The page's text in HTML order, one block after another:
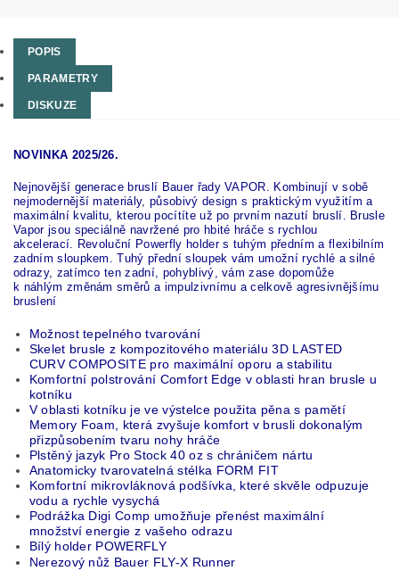
POPIS
PARAMETRY
DISKUZE
NOVINKA 2025/26.
Nejnovější generace bruslí Bauer řady VAPOR. Kombinují v sobě
nejmodernější materiály, působivý design s praktickým využitím a
maximální kvalitu, kterou pocítíte už po prvním nazutí bruslí. Brusle
Vapor jsou speciálně navržené pro hbité hráče s rychlou
akcelerací. Revoluční Powerfly holder s tuhým předním a flexibilním
zadním sloupkem. Tuhý přední sloupek vám umožní rychlé a silné
odrazy, zatímco ten zadní, pohyblivý, vám zase dopomůže
k náhlým změnám směrů a impulzivnímu a celkově agresivnějšímu
bruslení
Možnost tepelného tvarování
Skelet brusle z kompozitového materiálu 3D LASTED
CURV COMPOSITE pro maximální oporu a stabilitu
Komfortní polstrování Comfort Edge v oblasti hran brusle u
kotníku
V oblasti kotníku je ve výstelce použita pěna s pamětí
Memory Foam, která zvyšuje komfort v brusli dokonalým
přizpůsobením tvaru nohy hráče
Plstěný jazyk Pro Stock 40 oz s chráničem nártu
Anatomicky tvarovatelná stélka FORM FIT
Komfortní mikrovláknová podšívka, které skvěle odpuzuje
vodu a rychle vysychá
Podrážka Digi Comp umožňuje přenést maximální
množství energie z vašeho odrazu
Bílý holder POWERFLY
Nerezový nůž Bauer FLY-X Runner